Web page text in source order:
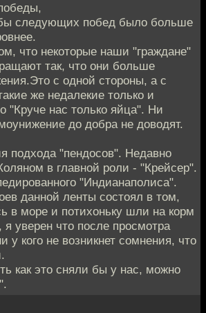
следующих побед было больше
что некоторые наши "граждане"
так, что они больше
с одной стороны, а с
же недалекие только и
"Круче нас только яйца". Ни
до добра не доводят.
подхода "пендосов". Недавно
в главной роли - "Крейсер".
"Индианаполиса".
данной ленты состоял в том,
в море и потихоньку шли на корм
уверен что после просмотра
у кого не возникнет сомнения, что
как это сняли бы у нас, можно